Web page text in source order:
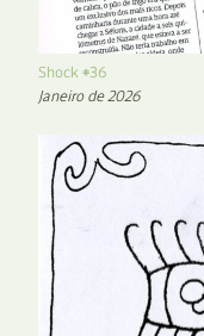
Shock #36
Janeiro de 2026